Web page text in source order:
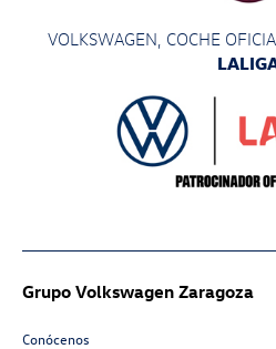
VOLKSWAGEN, COCHE
Grupo Volkswagen Zaragoza
Conócenos